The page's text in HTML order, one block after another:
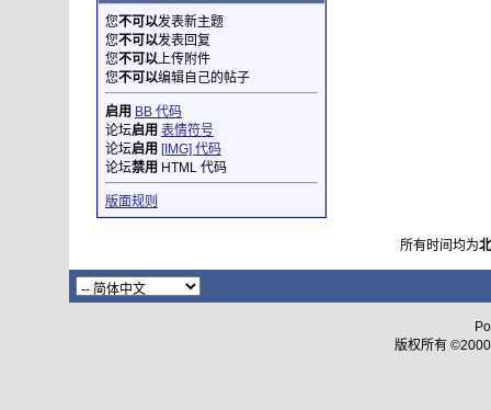
您不可以发表新主题
您不可以发表回复
您不可以上传附件
您不可以编辑自己的帖子
启用 BB 代码
论坛启用 表情符号
论坛启用 [IMG] 代码
论坛禁用 HTML 代码
版面规则
所有时间均为
版权所有